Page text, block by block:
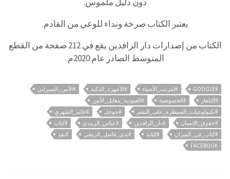
يعتبر الكتاب صرخة ونداء للوعي من القادم.
الكتاب من إصدارات دار الرافدين يقع في 212 صفحة من القطع
المتوسط الصادر عام 2020م.
#GOOGLE #إنترنت_الأشياء #الأجهزة_الذكية
#الأمن_السبراني
#التلفاز
#الخصوصية
#العبودية_مقابل_الأمن
#تكنولوجيات_السيطرة_على_البشر
#جوجل
#حاتم_الشهري
#حقوق_الإنسان
#دار_الرافدين #عباس_الزبيدي
#كتاب
#كتاب_في_الميزان
#كتابة #ندى_فاضل_الربيعي
#نقد
FACEBOOK